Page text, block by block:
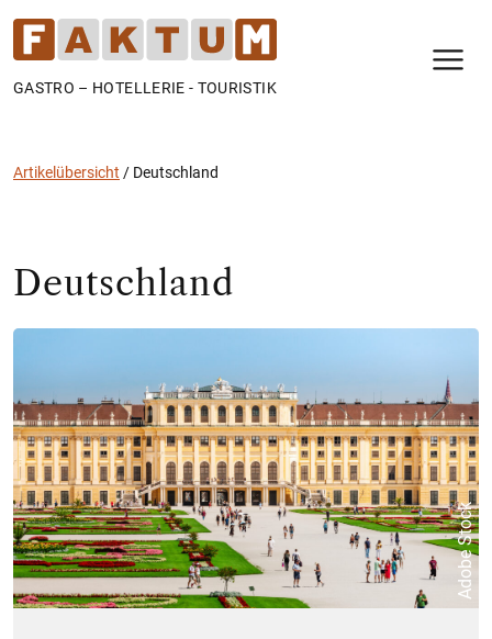
GASTRO – HOTELLERIE - TOURISTIK
Artikelübersicht / Deutschland
Deutschland
Adobe Stock